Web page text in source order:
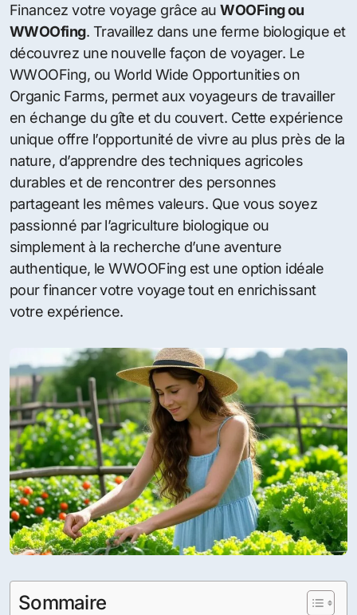
Financez votre voyage grâce auWOOFing ou
WWOOfing. Travaillez dans une ferme biologique et
découvrez une nouvelle façon de voyager. Le
WWOOFing, ou World Wide Opportunities on
Organic Farms, permet aux voyageurs de travailler
en échange du gîte et du couvert. Cette expérience
unique offre l’opportunité de vivre au plus près de la
nature, d’apprendre des techniques agricoles
durables et de rencontrer des personnes
partageant les mêmes valeurs. Que vous soyez
passionné par l’agriculture biologique ou
simplement à la recherche d’une aventure
authentique, le WWOOFing est une option idéale
pour financer votre voyage tout en enrichissant
votre expérience.
Sommaire